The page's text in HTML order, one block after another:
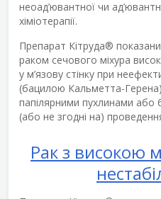
неоад’ювантної чи
хіміотерапії.
Препарат Кітруда®
раком сечового міхура
у м’язову стінку при
(бацилою Кальметта-
папілярними пухлинами або
(або не згодні на)
Рак з високою